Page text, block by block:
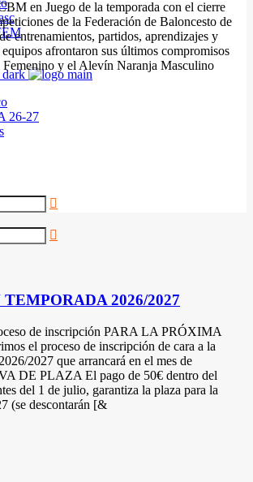
26-27
en Juego de la temporada con el cierre
de la Federación de Baloncesto de
entrenamientos, partidos, aprendizajes y
afrontaron sus últimos compromisos
y el Alevín Naranja Masculino
2026/2027
de inscripción PARA LA PRÓXIMA
el proceso de inscripción de cara a la
2027 que arrancará en el mes de
DE PLAZA El pago de 50€ dentro del
del 1 de julio, garantiza la plaza para la
(se descontarán [&